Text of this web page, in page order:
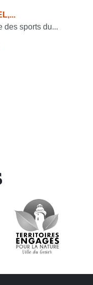
des sports du...